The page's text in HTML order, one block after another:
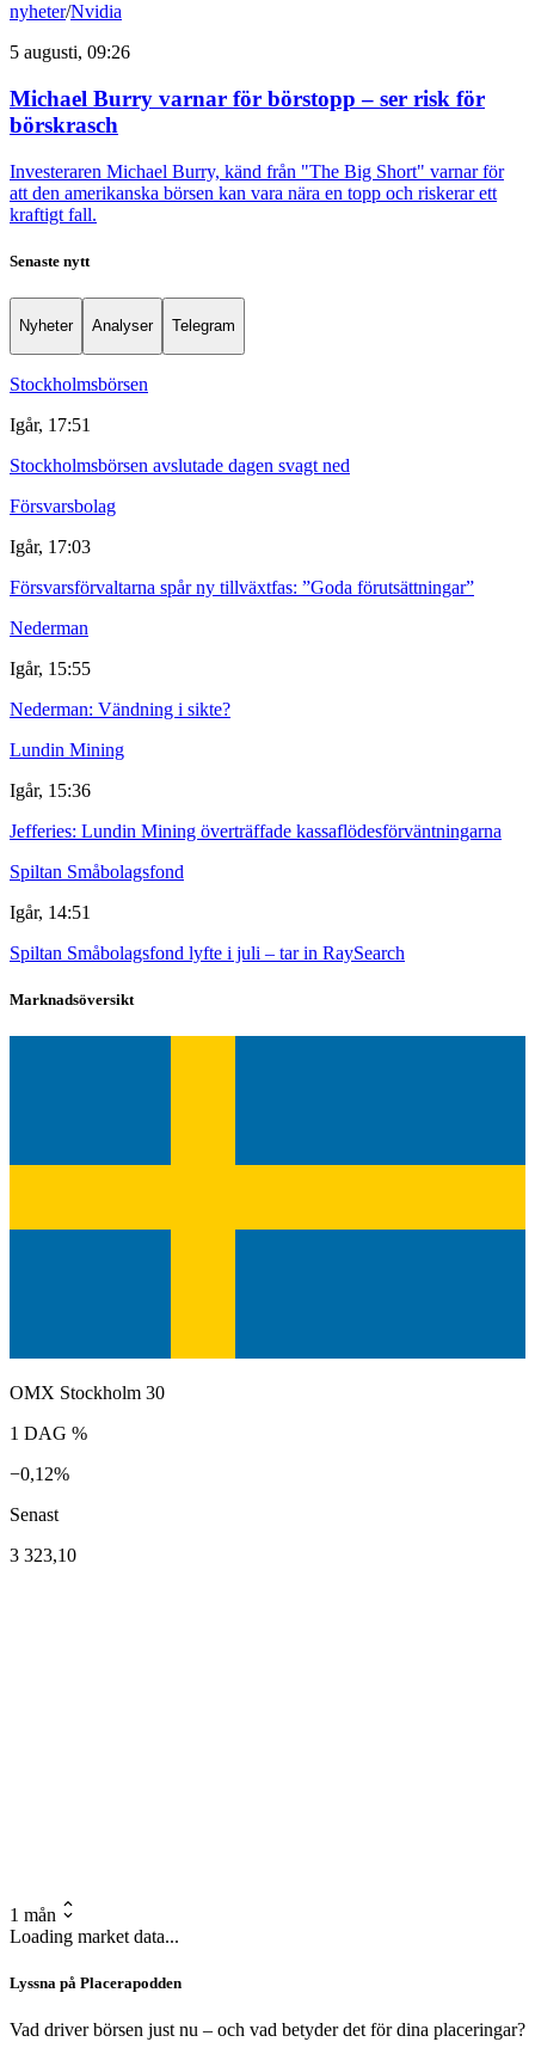
nyheter/Nvidia
5 augusti, 09:26
Michael Burry varnar för börstopp – ser risk för
börskrasch
Investeraren Michael Burry, känd från "The Big Short" varnar för
att den amerikanska börsen kan vara nära en topp och riskerar ett
kraftigt fall.
Senaste nytt
Nyheter Analyser Telegram
Stockholmsbörsen
Igår, 17:51
Stockholmsbörsen avslutade dagen svagt ned
Försvarsbolag
Igår, 17:03
Försvarsförvaltarna spår ny tillväxtfas: ”Goda förutsättningar”
Nederman
Igår, 15:55
Nederman: Vändning i sikte?
Lundin Mining
Igår, 15:36
Jefferies: Lundin Mining överträffade kassaflödesförväntningarna
Spiltan Småbolagsfond
Igår, 14:51
Spiltan Småbolagsfond lyfte i juli – tar in RaySearch
Marknadsöversikt
OMX Stockholm 30
1 DAG %
−0,12%
Senast
3 323,10
1 mån
Loading market data...
Lyssna på Placerapodden
Vad driver börsen just nu – och vad betyder det för dina placeringar?